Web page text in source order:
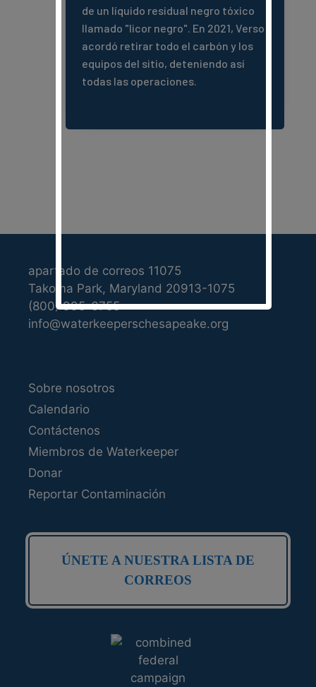
de un líquido residual negro tóxico
llamado "licor negro". En 2021, Verso
acordó retirar todo el carbón y los
equipos del sitio, deteniendo así
todas las operaciones.
apartado de correos 11075
Takoma Park, Maryland 20913-1075
(800) 995-6755
info@waterkeeperschesapeake.org
Sobre nosotros
Calendario
Contáctenos
Miembros de Waterkeeper
Donar
Reportar Contaminación
ÚNETE A NUESTRA LISTA DE
CORREOS